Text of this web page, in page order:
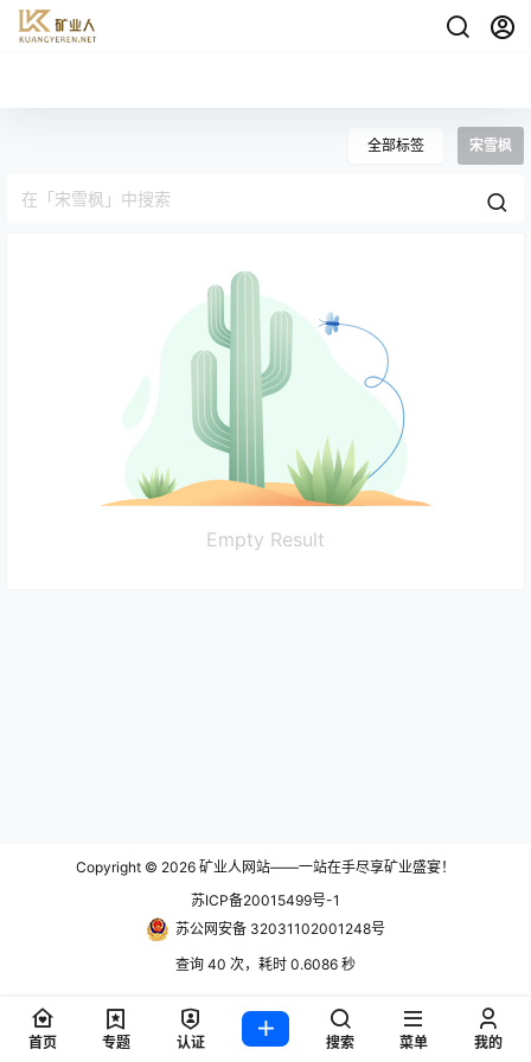
全部标签 宋雪枫
Empty Result
Copyright © 2026 矿业人网站——一站在手尽享矿业盛宴！
苏ICP备20015499号-1
苏公网安备 32031102001248号
查询 40 次，耗时 0.6086 秒
首页 专题 认证 搜索 菜单 我的